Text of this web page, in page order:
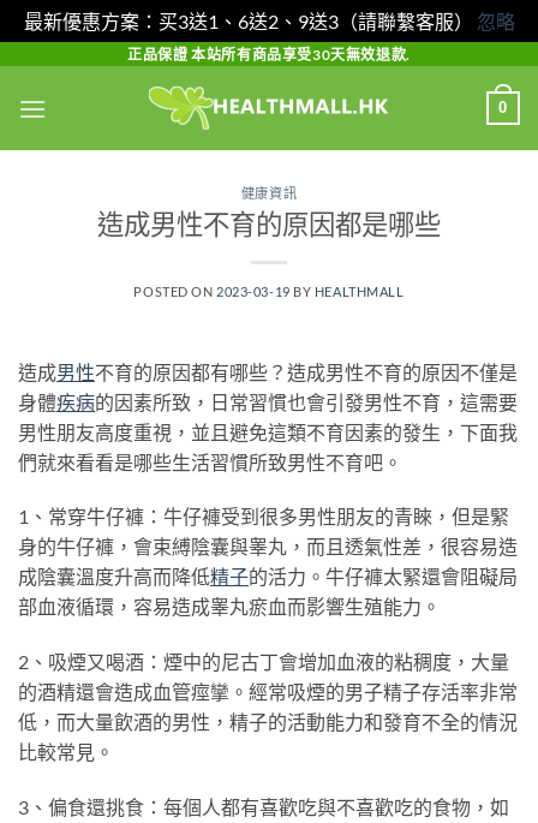
最新優惠方案：买3送1、6送2、9送3（請聯繫客服） 忽略
content
正品保證 本站所有商品享受30天無效退款.
0
健康資訊
造成男性不育的原因都是哪些
POSTED ON 2023-03-19 BY HEALTHMALL
造成男性不育的原因都有哪些？造成男性不育的原因不僅是
身體疾病的因素所致，日常習慣也會引發男性不育，這需要
男性朋友高度重視，並且避免這類不育因素的發生，下面我
們就來看看是哪些生活習慣所致男性不育吧。
1、常穿牛仔褲：牛仔褲受到很多男性朋友的青睞，但是緊
身的牛仔褲，會束縛陰囊與睾丸，而且透氣性差，很容易造
成陰囊溫度升高而降低精子的活力。牛仔褲太緊還會阻礙局
部血液循環，容易造成睾丸瘀血而影響生殖能力。
2、吸煙又喝酒：煙中的尼古丁會增加血液的粘稠度，大量
的酒精還會造成血管痙攣。經常吸煙的男子精子存活率非常
低，而大量飲酒的男性，精子的活動能力和發育不全的情況
比較常見。
3、偏食還挑食：每個人都有喜歡吃與不喜歡吃的食物，如